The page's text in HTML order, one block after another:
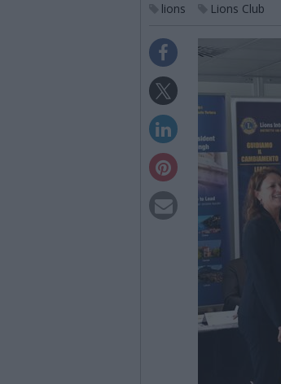
lions Lions Club